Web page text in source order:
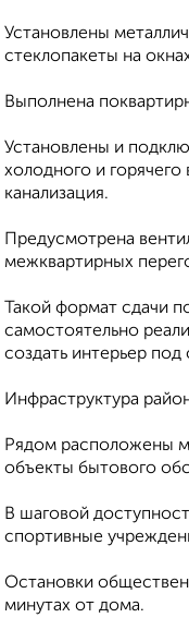
Установлены
стеклопакеты на
Выполнена
Установлены и
холодного и
канализация.
Предусмотрена
межквартирных
Такой формат сдачи
самостоятельно
создать интерьер под
Инфраструктура
Рядом расположены
объекты бытового
В шаговой
спортивные
Остановки
минутах от дома.